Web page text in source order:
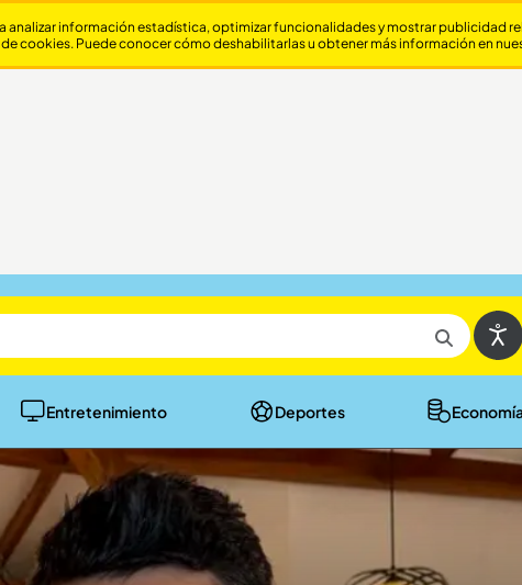
Entretenimiento Deportes
información estadística, optimizar funcionalidades y mostrar publicidad
cookies. Puede conocer cómo deshabilitarlas u obtener más información en